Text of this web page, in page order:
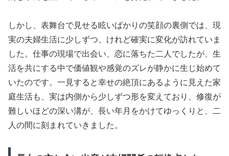
しかし、表舞台で見せる眩いばかりの笑顔の裏側では、現
実の夫婦生活に少しずつ、けれど確実に変化が訪れていま
した。仕事の現場で出会い、恋に落ちた二人でしたが、生
活を共にする中で価値観や感覚のズレが静かに生じ始めて
いたのです。一見すると幸せの絶頂にあるように見えた家
庭生活も、実は内側から少しずつ形を変えており、修復が
難しいほどの深い溝が、長い年月をかけてゆっくりと、二
人の間に刻まれていきました。